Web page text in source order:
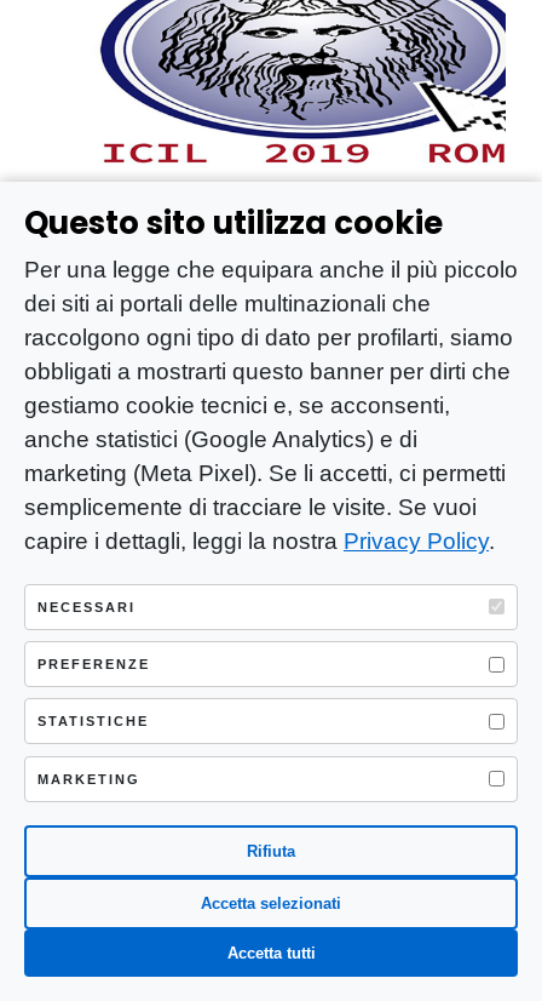
Questo sito utilizza cookie
Per una legge che equipara anche il più piccolo
dei siti ai portali delle multinazionali che
raccolgono ogni tipo di dato per profilarti, siamo
obbligati a mostrarti questo banner per dirti che
gestiamo cookie tecnici e, se acconsenti,
anche statistici (Google Analytics) e di
marketing (Meta Pixel). Se li accetti, ci permetti
semplicemente di tracciare le visite. Se vuoi
capire i dettagli, leggi la nostra Privacy Policy.
NECESSARI
PREFERENZE
STATISTICHE
MARKETING
Rifiuta
Accetta selezionati
Accetta tutti
Apre la IX Conferenza internazionale sui
problemi etici e legali dell’informazione
Luglio 11, 2019
Dal revenge porn al cyber stalking:
ecco le polizze per tutelarsi
Aprile 9, 2019